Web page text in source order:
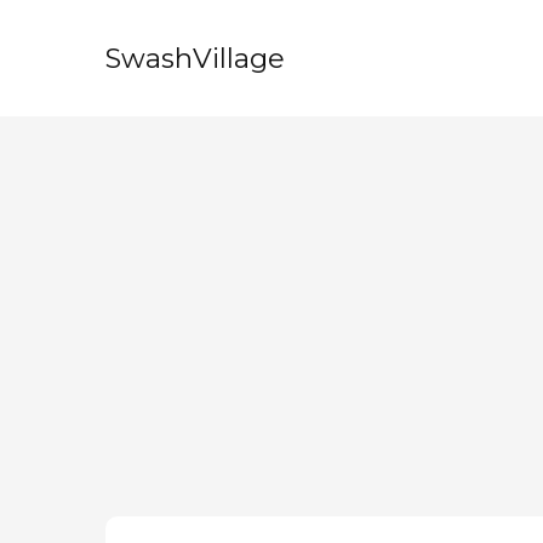
SwashVillage